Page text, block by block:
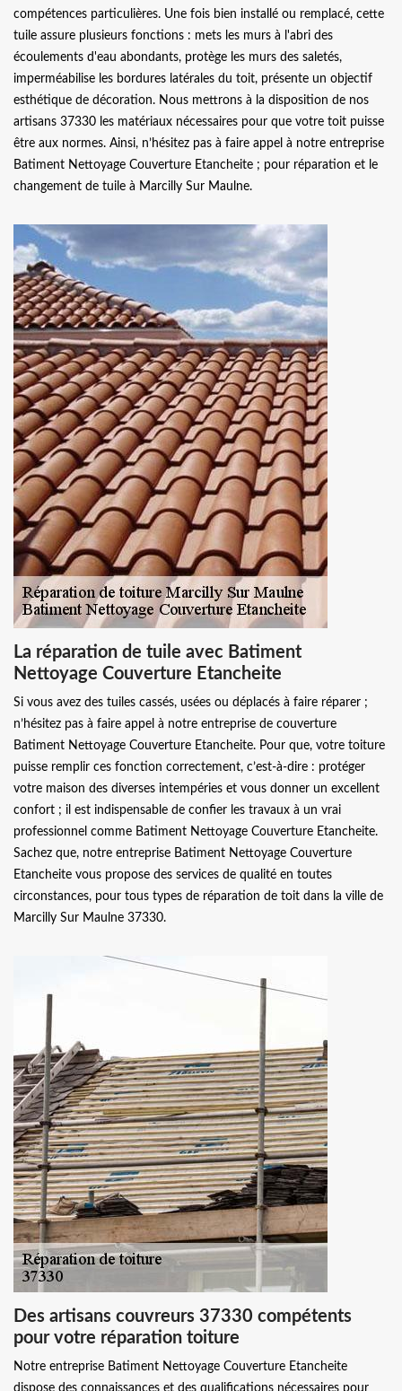
compétences particulières. Une fois bien installé ou remplacé, cette
tuile assure plusieurs fonctions : mets les murs à l'abri des
écoulements d'eau abondants, protège les murs des saletés,
imperméabilise les bordures latérales du toit, présente un objectif
esthétique de décoration. Nous mettrons à la disposition de nos
artisans 37330 les matériaux nécessaires pour que votre toit puisse
être aux normes. Ainsi, n’hésitez pas à faire appel à notre entreprise
Batiment Nettoyage Couverture Etancheite ; pour réparation et le
changement de tuile à Marcilly Sur Maulne.
La réparation de tuile avec Batiment
Nettoyage Couverture Etancheite
Si vous avez des tuiles cassés, usées ou déplacés à faire réparer ;
n’hésitez pas à faire appel à notre entreprise de couverture
Batiment Nettoyage Couverture Etancheite. Pour que, votre toiture
puisse remplir ces fonction correctement, c’est-à-dire : protéger
votre maison des diverses intempéries et vous donner un excellent
confort ; il est indispensable de confier les travaux à un vrai
professionnel comme Batiment Nettoyage Couverture Etancheite.
Sachez que, notre entreprise Batiment Nettoyage Couverture
Etancheite vous propose des services de qualité en toutes
circonstances, pour tous types de réparation de toit dans la ville de
Marcilly Sur Maulne 37330.
Des artisans couvreurs 37330 compétents
pour votre réparation toiture
Notre entreprise Batiment Nettoyage Couverture Etancheite
dispose des connaissances et des qualifications nécessaires pour